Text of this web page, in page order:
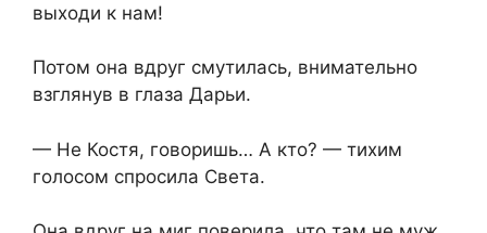
выходи к нам!
Потом она вдруг смутилась, внимательно
взглянув в глаза Дарьи.
— Не Костя, говоришь… А кто? — тихим
голосом спросила Света.